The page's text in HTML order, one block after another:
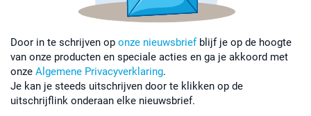
Door in te schrijven op onze nieuwsbriefblijf je op de hoogte
van onze producten en speciale acties en ga je akkoord met
onze Algemene Privacyverklaring.
Je kan je steeds uitschrijven door te klikken op de
uitschrijflink onderaan elke nieuwsbrief.